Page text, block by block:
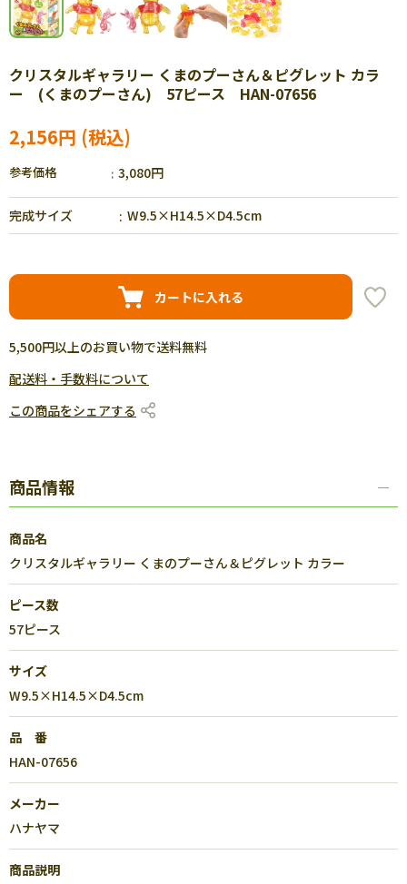
クリスタルギャラリー くまのプーさん＆ピグレット カラ
ー (くまのプーさん) 57ピース HAN-07656
2,156円
参考価格 3,080円
完成サイズ W9.5×H14.5×D4.5cm
カートに入れる
5,500円以上のお買い物で送料無料
配送料・手数料について
この商品をシェアする
商品情報
商品名
クリスタルギャラリー くまのプーさん＆ピグレット カラー
ピース数
57ピース
サイズ
W9.5×H14.5×D4.5cm
品 番
HAN-07656
メーカー
ハナヤマ
商品説明